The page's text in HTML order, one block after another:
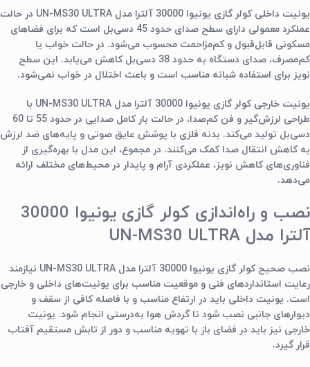
یونیت داخلی کولر گازی یونیوا 30000 آلترا مدل UN-MS30 ULTRA در حالت
عملکرد معمولی دارای سطح صدای حدود 45 دسی‌بل است که برای فضاهای
مسکونی قابل‌قبول و کم‌مزاحمت محسوب می‌شود. در حالت خواب یا
کم‌مصرف، صدای دستگاه به حدود 38 دسی‌بل کاهش می‌یابد. این سطح
نویز برای استفاده شبانه مناسب است و باعث اختلال در خواب نمی‌شود.
یونیت خارجی کولر گازی یونیوا 30000 آلترا مدل UN-MS30 ULTRA با
طراحی لرزش‌گیر و فن کم‌صدا، در حالت بار کامل صدایی در حدود 55 تا 60
دسی‌بل تولید می‌کند. بدنه فلزی با پوشش عایق صوتی و پایه‌های ضد لرزش
به کاهش انتقال صدا کمک می‌کنند. در مجموع، این مدل با بهره‌گیری از
فناوری‌های کاهش نویز، عملکردی آرام و پایدار در محیط‌های مختلف ارائه
می‌دهد.
نصب و راه‌اندازی کولر گازی یونیوا 30000
آلترا مدل UN-MS30 ULTRA
نصب صحیح کولر گازی یونیوا 30000 آلترا مدل UN-MS30 ULTRA نیازمند
رعایت استانداردهای فنی و موقعیت مناسب برای یونیت‌های داخلی و خارجی
است. یونیت داخلی باید در ارتفاع مناسب و با فاصله کافی از سقف و
دیوارهای جانبی نصب شود تا گردش هوا به‌درستی انجام شود. یونیت
خارجی نیز باید در فضای باز با تهویه مناسب و دور از تابش مستقیم آفتاب
قرار گیرد.